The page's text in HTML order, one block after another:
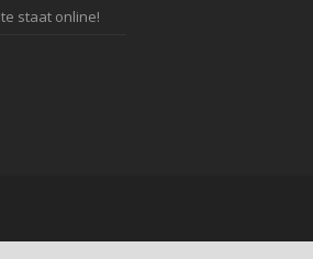
staat online!